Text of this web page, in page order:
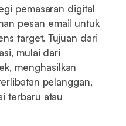
pemasaran digital
pesan email untuk
target. Tujuan dari
mulai dari
menghasilkan
pelanggan,
terbaru atau